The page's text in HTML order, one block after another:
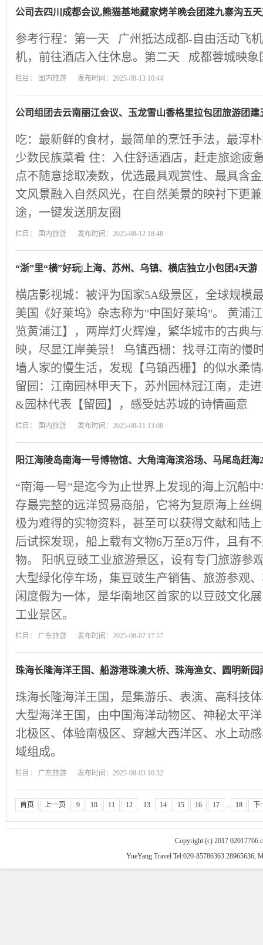
公司去四川成都会议,熊猫基地藏家烤羊晚会团建九寨沟五
参考行程：第一天 广州抵达成都-自由活动飞
机，前往酒店入住休息。第二天 成都蓉城映象
栏目： 国内旅游 发布时间：2025-08-13 10:44
公司组团去云南丽江会议、玉龙雪山香格里拉包团旅游团建
吃：最新鲜的食材，最简单的烹饪手法，最淳
少数民族菜肴 住：入住舒适酒店，赶走旅途疲
点不随意捻取凑数，优选最具观赏性、最具含
文风景融入自然风光，在自然美景的映衬下更
途，一键发送朋友圈
栏目： 国内旅游 发布时间：2025-08-12 18:48
“浙”里“横”好玩|上海、苏州、乌镇、横店独立小包团4天游
横店影视城：被评为国家5A级景区，全球规模
美国《好莱坞》杂志称为"中国好莱坞"。 黄浦
览黄浦江】，两岸灯火辉煌，繁华城市的古典
映，尽显江岸美景！ 乌镇西栅：找寻江南的慢
墙人家的慢生活，发现【乌镇西栅】的似水柔
留园：江南园林甲天下，苏州园林冠江南，走
&园林代表【留园】，感受姑苏城的诗情画意
栏目： 国内旅游 发布时间：2025-08-11 13:08
阳江海陵岛南海一号博物馆、大角湾海滨浴场、马尾岛赶海
“南海一号”是迄今为止世界上发现的海上沉船
存最完整的远洋贸易商船，它将为复原海上丝
极为难得的实物资料，甚至可以获得文献和陆
后试探发现，船上载有文物6万至8万件，且有
物。 阳帆豆豉工业旅游景区，设有专门旅游参
大型绿化停车场，集豆豉生产销售、旅游参观
闲度假为一体，是华南地区首家的以豆豉文化
工业景区。
栏目： 广东旅游 发布时间：2025-08-07 17:57
珠海长隆海洋王国、船游港珠澳大桥、珠海渔女、圆明新园
珠海长隆海洋王国，是集游乐、表演、高科技
大型海洋王国，由中国海洋动物区、神秘太平
北极区、体验南极区、穿越大西洋区、水上动
域组成。
栏目： 广东旅游 发布时间：2025-08-03 10:32
首页 上一页 9 10 11 12 13 14 15 16 17 ... 18
Copyright (c) 2017
YueYang Travel Tel:020-85786363 28965636,